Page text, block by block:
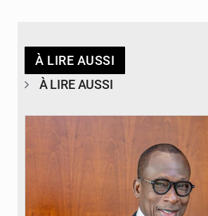
À LIRE AUSSI
À LIRE AUSSI